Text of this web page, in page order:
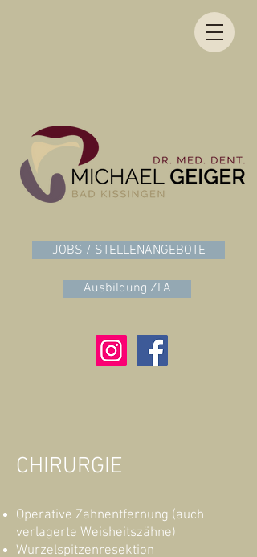
JOBS / STELLENANGEBOTE
Ausbildung ZFA
CHIRURGIE
Operative Zahnentfernung (auch
verlagerte Weisheitszähne)
Wurzelspitzenresektion